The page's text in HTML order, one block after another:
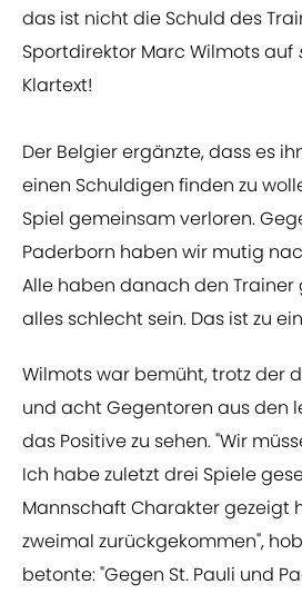
das ist nicht die Schuld des
Sportdirektor Marc Wilmots auf
Klartext!
Der Belgier ergänzte, dass es
einen Schuldigen finden zu
Spiel gemeinsam verloren.
Paderborn haben wir mutig
Alle haben danach den Trainer
alles schlecht sein. Das ist zu
Wilmots war bemüht, trotz der
und acht Gegentoren aus den
das Positive zu sehen. "Wir
Ich habe zuletzt drei Spiele
Mannschaft Charakter gezeigt
zweimal zurückgekommen",
betonte: "Gegen St. Pauli und